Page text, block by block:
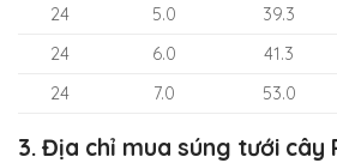
24
5.0 39.3
24
6.0 41.3
24
7.0 53.0
3. Địa chỉ mua súng tưới cây